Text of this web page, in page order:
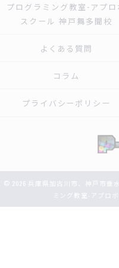
プログラミング教室-アプロ
スクール 神戸舞多聞校
よくある質問
コラム
プライバシーポリシー
© 2026 兵庫県加古川市、神戸市垂
ミング教室-アプロボ